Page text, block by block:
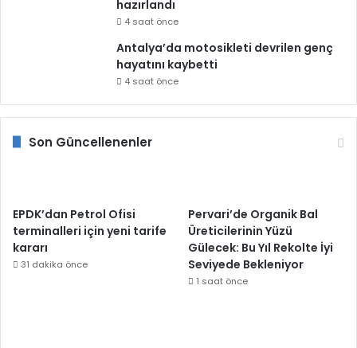
hazırlandı
4 saat önce
Antalya’da motosikleti devrilen genç
hayatını kaybetti
4 saat önce
Son Güncellenenler
EPDK’dan Petrol Ofisi
terminalleri için yeni tarife
kararı
31 dakika önce
Pervari’de Organik Bal
Üreticilerinin Yüzü
Gülecek: Bu Yıl Rekolte İyi
Seviyede Bekleniyor
1 saat önce